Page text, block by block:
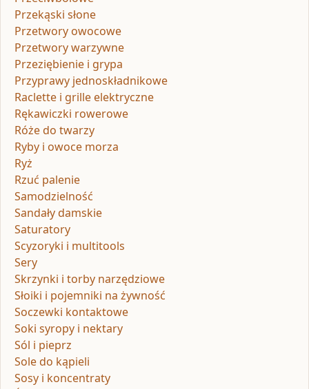
Przekąski słone
Przetwory owocowe
Przetwory warzywne
Przeziębienie i grypa
Przyprawy jednoskładnikowe
Raclette i grille elektryczne
Rękawiczki rowerowe
Róże do twarzy
Ryby i owoce morza
Ryż
Rzuć palenie
Samodzielność
Sandały damskie
Saturatory
Scyzoryki i multitools
Sery
Skrzynki i torby narzędziowe
Słoiki i pojemniki na żywność
Soczewki kontaktowe
Soki syropy i nektary
Sól i pieprz
Sole do kąpieli
Sosy i koncentraty